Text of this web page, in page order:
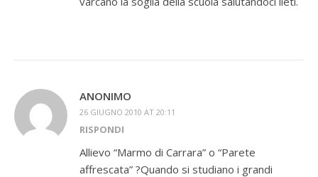
ANONIMO
26 GIUGNO 2010 AT 20:11
RISPONDI
Allievo “Marmo di Carrara” o “Parete
affrescata” ?Quando si studiano i grandi